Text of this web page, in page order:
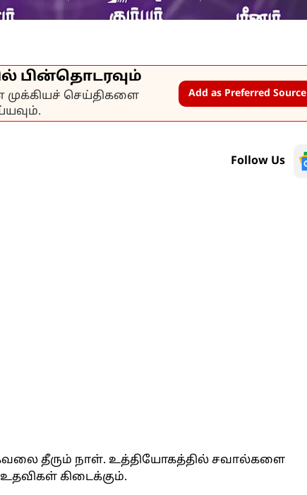
பின்தொடரவும்
முக்கியச் செய்திகளை
Add as Preferred Source
Follow Us
தீரும் நாள். உத்தியோகத்தில் சவால்களை
கிடைக்கும்.